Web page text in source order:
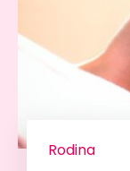
Rodina